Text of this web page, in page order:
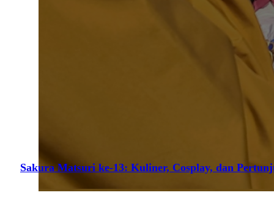
Sakura Matsuri ke-13: Kuliner, Cosplay, dan